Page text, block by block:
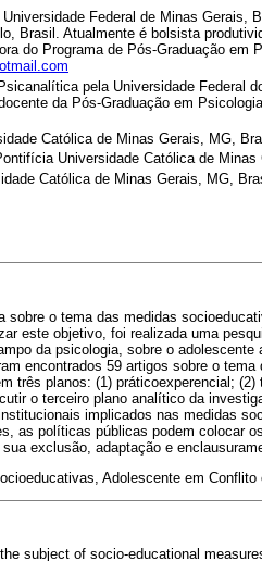
Federal de Minas Gerais,
Brasil. Atualmente é bolsista
do Programa de Pós-Graduação
pela Universidade Federal
da Pós-Graduação em
Católica de Minas Gerais, MG,
Universidade Católica de
Católica de Minas Gerais, MG,
sobre o tema das medidas
este objetivo, foi realizada uma
da psicologia, sobre o
encontrados 59 artigos sobre o
três planos: (1) práticoexperencial;
o terceiro plano analítico da
implicados nas medidas
as políticas públicas podem colocar
exclusão, adaptação e
Adolescente em
subject of socio-educational